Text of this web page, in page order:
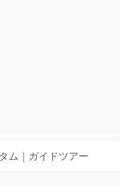
ム｜ガイドツアー